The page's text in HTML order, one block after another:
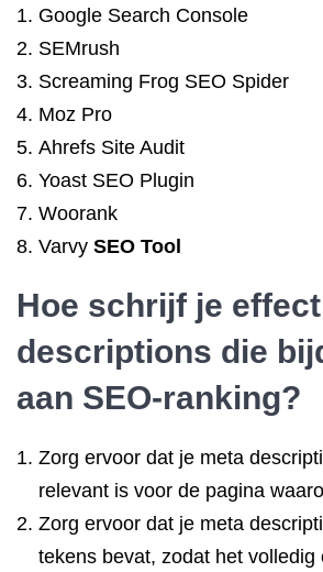
Google Search Console
SEMrush
Screaming Frog SEO Spider
Moz Pro
Ahrefs Site Audit
Yoast SEO Plugin
Woorank
Varvy SEO Tool
Hoe schrijf je
descriptions die
aan SEO-ranking?
Zorg ervoor dat je meta
relevant is voor de pagina
Zorg ervoor dat je meta
tekens bevat, zodat het volledig